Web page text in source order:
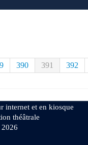
390 391 392
internet et en kiosque
théâtrale